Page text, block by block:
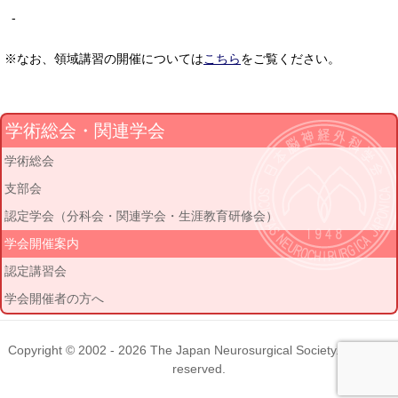
-
※なお、領域講習の開催についてはこちらをご覧ください。
学術総会・関連学会
学術総会
支部会
認定学会（分科会・関連学会・生涯教育研修会）
学会開催案内
認定講習会
学会開催者の方へ
Copyright © 2002 - 2026 The Japan Neurosurgical Society. All rights
reserved.